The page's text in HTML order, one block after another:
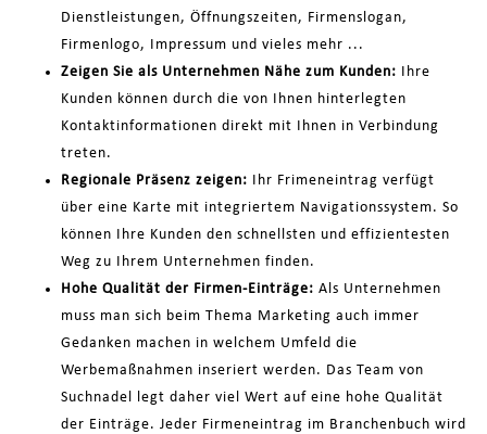
Dienstleistungen, Öffnungszeiten, Firmenslogan,
Firmenlogo, Impressum und vieles mehr ...
Zeigen Sie als Unternehmen Nähe zum Kunden: Ihre
Kunden können durch die von Ihnen hinterlegten
Kontaktinformationen direkt mit Ihnen in Verbindung
treten.
Regionale Präsenz zeigen: Ihr Frimeneintrag verfügt
über eine Karte mit integriertem Navigationssystem. So
können Ihre Kunden den schnellsten und effizientesten
Weg zu Ihrem Unternehmen finden.
Hohe Qualität der Firmen-Einträge: Als Unternehmen
muss man sich beim Thema Marketing auch immer
Gedanken machen in welchem Umfeld die
Werbemaßnahmen inseriert werden. Das Team von
Suchnadel legt daher viel Wert auf eine hohe Qualität
der Einträge. Jeder Firmeneintrag im Branchenbuch wird